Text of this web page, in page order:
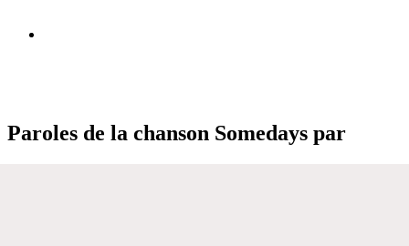
Paroles de la chanson Somedays par